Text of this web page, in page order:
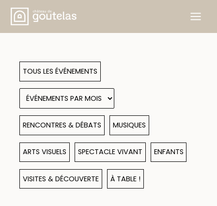
Aller
contenu
TOUS LES ÉVÉNEMENTS
RENCONTRES & DÉBATS MUSIQUES
ARTS VISUELS SPECTACLE VIVANT ENFANTS
VISITES & DÉCOUVERTE À TABLE !